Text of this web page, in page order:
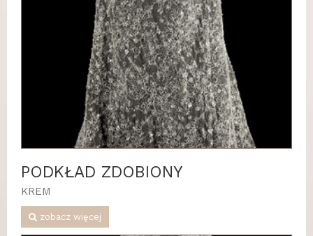
PODKŁAD ZDOBIONY
KREM
zobacz więcej